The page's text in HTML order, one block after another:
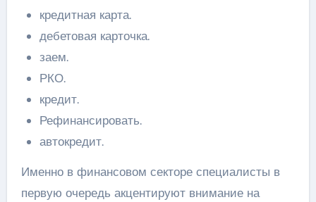
кредитная карта.
дебетовая карточка.
заем.
РКО.
кредит.
Рефинансировать.
автокредит.
Именно в финансовом секторе специалисты в
первую очередь акцентируют внимание на